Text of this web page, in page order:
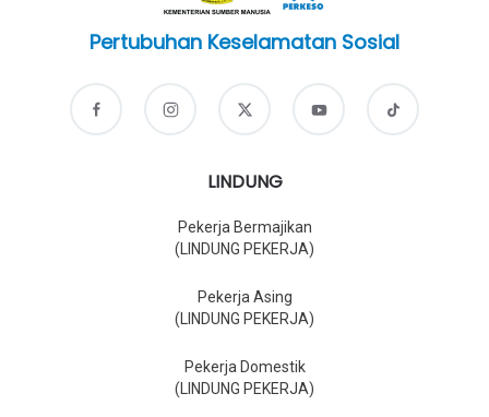
Pertubuhan Keselamatan Sosial
LINDUNG
Pekerja Bermajikan
(LINDUNG PEKERJA)
Pekerja Asing
(LINDUNG PEKERJA)
Pekerja Domestik
(LINDUNG PEKERJA)